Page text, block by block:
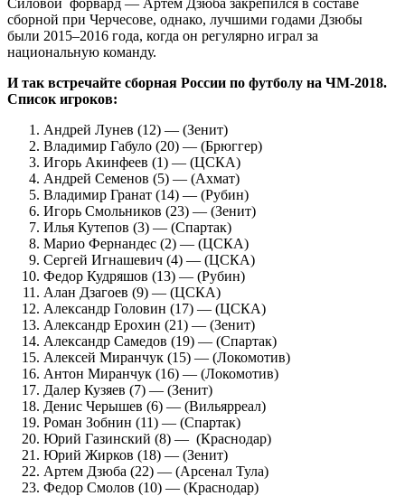
сборной при Черчесове, однако, лучшими годами Дзюбы
были 2015–2016 года, когда он регулярно играл за
национальную команду.
И так встречайте сборная России по футболу на ЧМ-2018.
Список игроков:
Андрей Лунев (12) — (Зенит)
Владимир Габуло (20) — (Брюггер)
Игорь Акинфеев (1) — (ЦСКА)
Андрей Семенов (5) — (Ахмат)
Владимир Гранат (14) — (Рубин)
Игорь Смольников (23) — (Зенит)
Илья Кутепов (3) — (Спартак)
Марио Фернандес (2) — (ЦСКА)
Сергей Игнашевич (4) — (ЦСКА)
Федор Кудряшов (13) — (Рубин)
Алан Дзагоев (9) — (ЦСКА)
Александр Головин (17) — (ЦСКА)
Александр Ерохин (21) — (Зенит)
Александр Самедов (19) — (Спартак)
Алексей Миранчук (15) — (Локомотив)
Антон Миранчук (16) — (Локомотив)
Далер Кузяев (7) — (Зенит)
Денис Черышев (6) — (Вильярреал)
Роман Зобнин (11) — (Спартак)
Юрий Газинский (8) — (Краснодар)
Юрий Жирков (18) — (Зенит)
Артем Дзюба (22) — (Арсенал Тула)
Федор Смолов (10) — (Краснодар)